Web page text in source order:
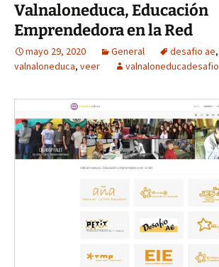
Valnaloneduca, Educación
Emprendedora en la Red
mayo 29, 2020 General desafio ae,
valnaloneduca, veer valnaloneducadesafio